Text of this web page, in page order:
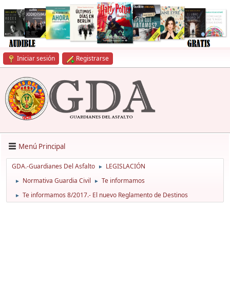
Iniciar sesión Registrarse
Menú Principal
GDA.-Guardianes Del Asfalto ► LEGISLACIÓN
► Normativa Guardia Civil ► Te informamos
► Te informamos 8/2017.- El nuevo Reglamento de Destinos